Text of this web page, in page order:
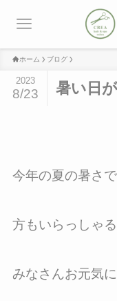
ホーム ブログ
暑い日
2023
8/23
今年の夏の暑さ
方もいらっしゃ
みなさんお元気